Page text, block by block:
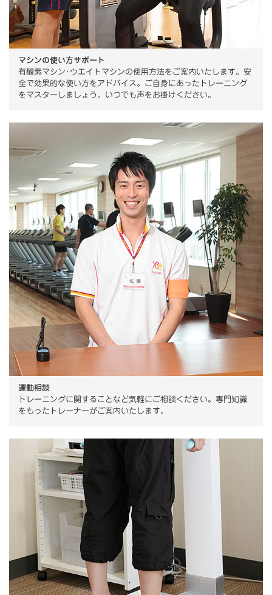
マシンの使い方サポート
有酸素マシン･ウエイトマシンの使用方法をご案内いたします。安
全で効果的な使い方をアドバイス。ご自身にあったトレーニング
をマスターしましょう。いつでも声をお掛けください。
運動相談
トレーニングに関することなど気軽にご相談ください。専門知識
をもったトレーナーがご案内いたします。